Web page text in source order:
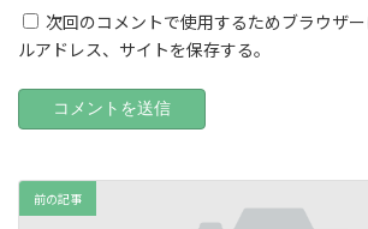
次回のコメントで使用するためブラウザ
ルアドレス、サイトを保存する。
前の記事